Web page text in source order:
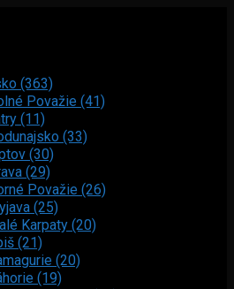
(363)
Považie (41)
(11)
(33)
(30)
(29)
Považie (26)
(25)
Karpaty (20)
(21)
(20)
(19)